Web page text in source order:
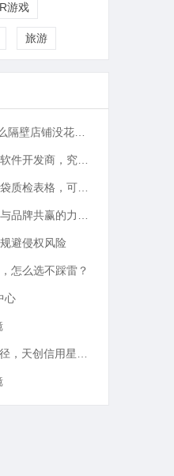
游戏
旅游
避侵权风险
怎么选不踩雷？
心